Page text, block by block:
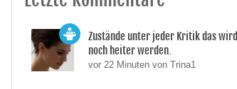
Zustände unter jeder Kritik das wird
noch heiter werden.
vor 22 Minuten von Trina1